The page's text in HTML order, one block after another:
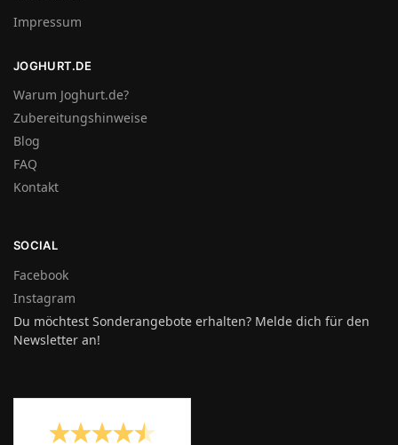
Impressum
JOGHURT.DE
Warum Joghurt.de?
Zubereitungshinweise
Blog
FAQ
Kontakt
SOCIAL
Facebook
Instagram
Du möchtest Sonderangebote erhalten? Melde dich für den
Newsletter an!